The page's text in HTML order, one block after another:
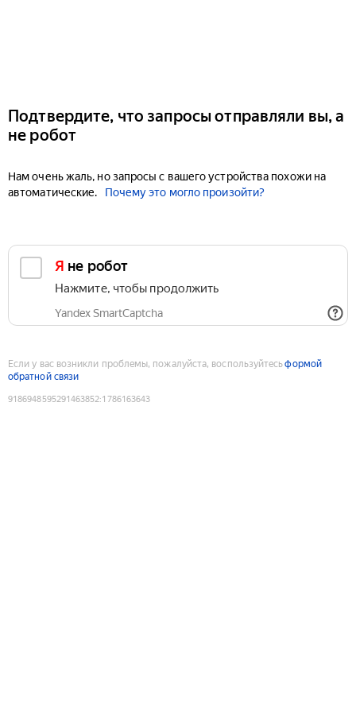
Подтвердите, что запросы отправляли вы, а
не робот
Нам очень жаль, но запросы с вашего устройства похожи на
автоматические.
Почему это могло произойти?
Я не робот
Нажмите, чтобы продолжить
Yandex SmartCaptcha
Если у вас возникли проблемы, пожалуйста, воспользуйтесьформой
обратной связи
9186948595291463852:1786163643